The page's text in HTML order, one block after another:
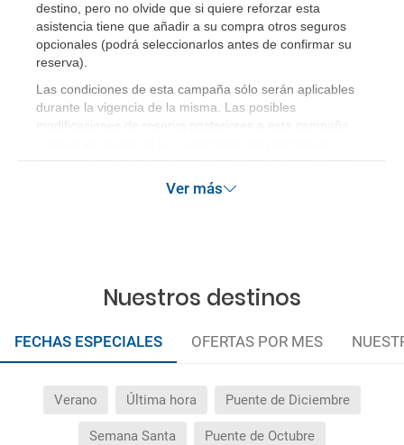
destino, pero no olvide que si quiere reforzar esta
asistencia tiene que añadir a su compra otros seguros
opcionales (podrá seleccionarlos antes de confirmar su
reserva)
Las condiciones de esta campaña sólo serán aplicables
durante la vigencia de la misma. Las posibles
modificaciones de reserva posteriores a esta campaña
Ver más
Nuestros destinos
FECHAS ESPECIALES OFERTAS POR MES
Verano Última hora Puente de Diciembre
Semana Santa Puente de Octubre